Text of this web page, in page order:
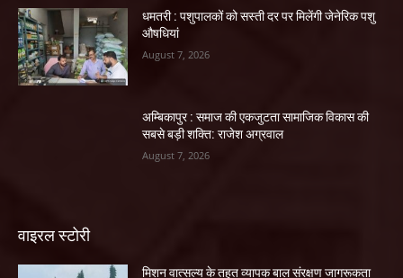
धमतरी : पशुपालकों को सस्ती दर पर मिलेंगी जेनेरिक पशु
औषधियां
August 7, 2026
अम्बिकापुर : समाज की एकजुटता सामाजिक विकास की
सबसे बड़ी शक्ति: राजेश अग्रवाल
August 7, 2026
वाइरल स्टोरी
मिशन वात्सल्य के तहत व्यापक बाल संरक्षण जागरूकता